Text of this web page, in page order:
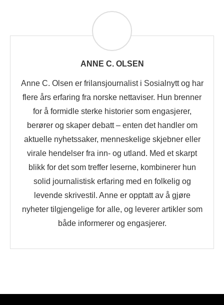
ANNE C. OLSEN
Anne C. Olsen er frilansjournalist i Sosialnytt og har
flere års erfaring fra norske nettaviser. Hun brenner
for å formidle sterke historier som engasjerer,
berører og skaper debatt – enten det handler om
aktuelle nyhetssaker, menneskelige skjebner eller
virale hendelser fra inn- og utland. Med et skarpt
blikk for det som treffer leserne, kombinerer hun
solid journalistisk erfaring med en folkelig og
levende skrivestil. Anne er opptatt av å gjøre
nyheter tilgjengelige for alle, og leverer artikler som
både informerer og engasjerer.